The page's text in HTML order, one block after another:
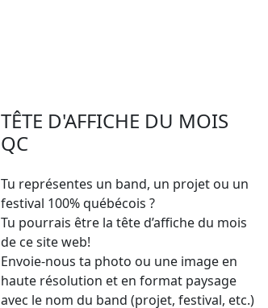
TÊTE D'AFFICHE DU MOIS
QC
Tu représentes un band, un projet ou un
festival 100% québécois ?
Tu pourrais être la tête d’affiche du mois
de ce site web!
Envoie-nous ta photo ou une image en
haute résolution et en format paysage
avec le nom du band (projet, festival, etc.)